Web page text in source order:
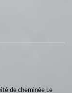
de cheminée Le